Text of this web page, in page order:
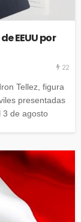
EEUU por
22
Tellez, figura
presentadas
3 de agosto